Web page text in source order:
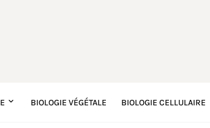
BIOLOGIE VÉGÉTALE BIOLOGIE CELLULAIRE